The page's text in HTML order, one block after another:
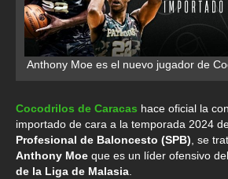
Anthony Moe es el nuevo jugador de
Cocodrilos de Caracas hace oficial la
importado de cara a la temporada 2024
Profesional de Baloncesto (SPB) , se
Anthony Moe que es un líder ofensivo
de la Liga de Malasia